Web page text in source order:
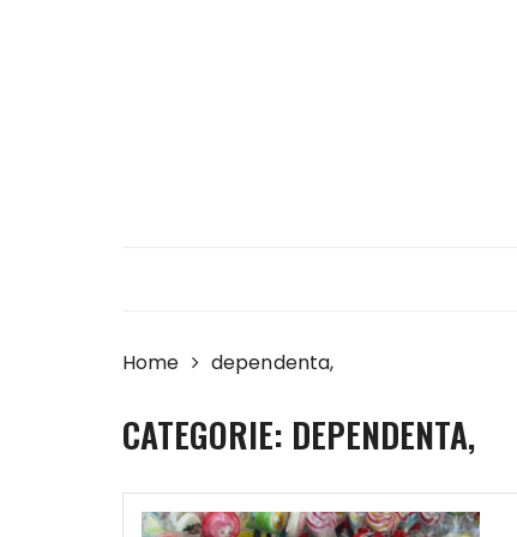
Home dependenta,
CATEGORIE: DEPENDENTA,